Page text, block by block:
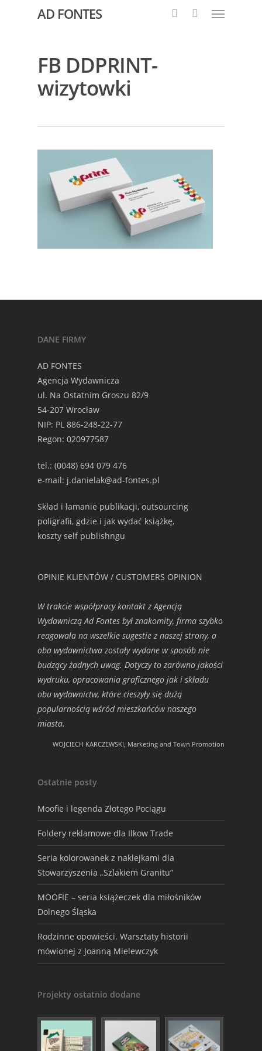
AD FONTES
FB DDPRINT-
wizytowki
DANE FIRMY
AD FONTES
Agencja Wydawnicza
ul. Na Ostatnim Groszu 82/9
54-207 Wrocław
NIP: PL 886-248-22-77
Regon: 020977587
tel.: (0048) 694 079 476
e-mail: j.danielak@ad-fontes.pl
Skład i łamanie publikacji, outsourcing
poligrafii, gdzie i jak wydać książkę,
koszty self publishngu
OPINIE KLIENTÓW / CUSTOMERS OPINION
W trakcie współpracy kontakt z Agencją
Wydawniczą Ad Fontes był znakomity, firma szybko
reagowała na wszelkie sugestie z naszej strony, a
oba wydawnictwa zostały wydane w sposób nie
budzący żadnych uwag. Dotyczy to zarówno jakości
wydruku, opracowania graficznego jak i składu
obu wydawnictw, które cieszyły się dużą
popularnością wśród mieszkańców naszego
miasta.
WOJCIECH KARCZEWSKI, Marketing and Town Promotion
Ostatnie posty
Moofie i legenda Złotego Pociągu
Foldery reklamowe dla Ilkow Trade
Seria kolorowanek z naklejkami dla
Stowarzyszenia „Szlakiem Granitu”
MOOFIE – seria książeczek dla miłośników
Dolnego Śląska
Rodzinne opowieści. Warsztaty historii
mówionej z Joanną Mielewczyk
Projekty ostatnio dodane